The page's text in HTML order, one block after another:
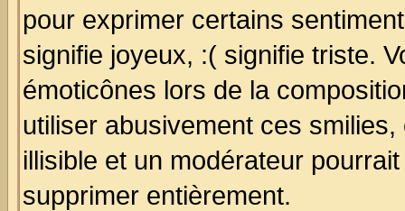
pour exprimer certains
signifie joyeux, :( signifie triste.
émoticônes lors de la
utiliser abusivement ces
illisible et un modérateur
supprimer entièrement.